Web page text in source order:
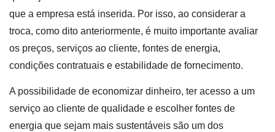
que a empresa está inserida. Por isso, ao considerar a
troca, como dito anteriormente, é muito importante avaliar
os preços, serviços ao cliente, fontes de energia,
condições contratuais e estabilidade de fornecimento.
A possibilidade de economizar dinheiro, ter acesso a um
serviço ao cliente de qualidade e escolher fontes de
energia que sejam mais sustentáveis são um dos